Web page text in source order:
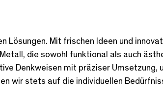
Lösungen. Mit frischen Ideen und
die sowohl funktional als auch
Denkweisen mit präziser Umsetzung,
wir stets auf die individuellen